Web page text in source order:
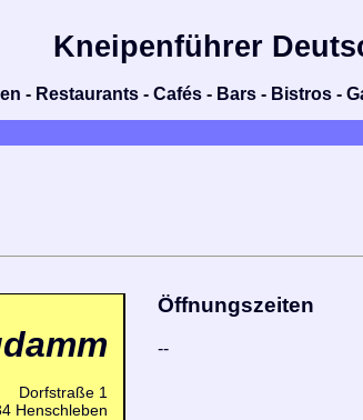
Kneipenführer
- Restaurants - Cafés - Bars - Bistros -
Dorfstraße 1
Henschleben
Öffnungszeiten
--